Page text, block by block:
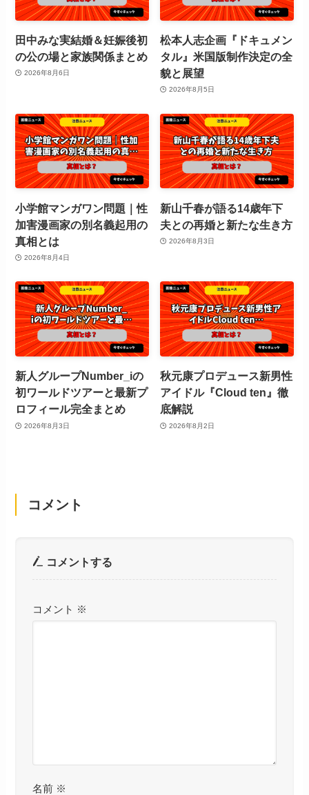
田中みな実結婚＆妊娠後初
の公の場と家族関係まとめ
2026年8月6日
松本人志企画『ドキュメン
タル』米国版制作決定の全
貌と展望
2026年8月5日
小学館マンガワン問題｜性
加害漫画家の別名義起用の
真相とは
2026年8月4日
新山千春が語る14歳年下
夫との再婚と新たな生き方
2026年8月3日
新人グループNumber_iの
初ワールドツアーと最新プ
ロフィール完全まとめ
2026年8月3日
秋元康プロデュース新男性
アイドル『Cloud ten』徹
底解説
2026年8月2日
コメント
コメントする
コメント ※
名前 ※